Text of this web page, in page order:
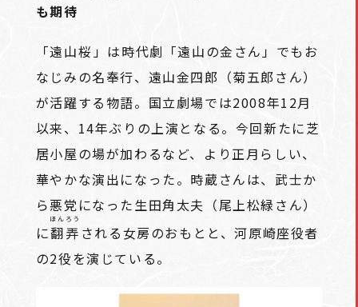
も期待
「遠山桜――」は時代劇「遠山の金さん」でもお
なじみの名奉行、遠山金四郎（菊五郎さん）
が活躍する物語。国立劇場では2008年12月
以来、14年ぶりの上演となる。今回新たに芝
居小屋の場が加わるなど、より正月らしい、
華やかな演出になった。時蔵さんは、武士か
ら悪党になった生田角太夫（尾上松緑さん）
に翻弄
ほんろう
される女房のおもとと、河原崎座役者
の2役を演じている。